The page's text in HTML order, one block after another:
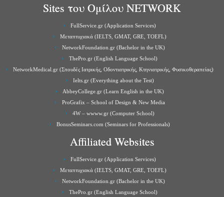
Sites του Ομίλου NETWORK
FullService.gr (Application Services)
Μεταπτυχιακά (IELTS, GMAT, GRE, TOEFL)
NetworkFoundation.gr (Bachelor in the UK)
ThePro.gr (English Language School)
NetworkMedical.gr (Σπουδές Ιατρικής, Οδοντιατρικής, Κτηνιατρικής, Φυσικοθεραπείας)
Ielts.gr (Everything about the Test)
AbbeyCollege.gr (Learn English in the UK)
ProGrafix – School of Design & New Media
4W – wwww.gr (Computer School)
BonusSeminars.com (Seminars for Professionals)
Affiliated Websites
FullService.gr (Application Services)
Μεταπτυχιακά (IELTS, GMAT, GRE, TOEFL)
NetworkFoundation.gr (Bachelor in the UK)
ThePro.gr (English Language School)